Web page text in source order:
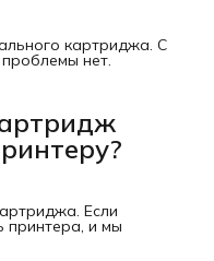
картриджа. С
нет.
Если
принтера, и мы